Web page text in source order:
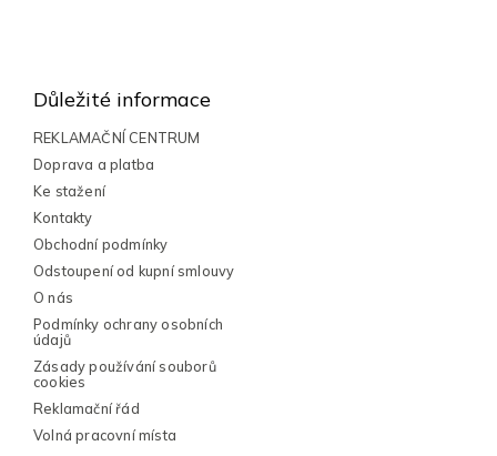
Důležité informace
REKLAMAČNÍ CENTRUM
Doprava a platba
Ke stažení
Kontakty
Obchodní podmínky
Odstoupení od kupní smlouvy
O nás
Podmínky ochrany osobních
údajů
Zásady používání souborů
cookies
Reklamační řád
Volná pracovní místa